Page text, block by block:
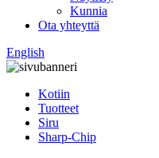
Kunnia
Ota yhteyttä
English
Kotiin
Tuotteet
Siru
Sharp-Chip